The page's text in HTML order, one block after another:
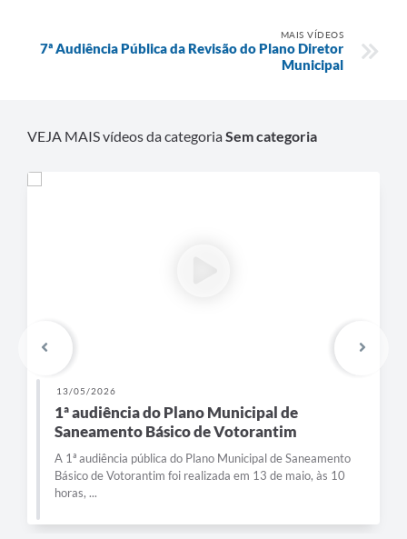
Notícias
MAIS VÍDEOS
7ª Audiência Pública da Revisão do Plano Diretor
Municipal
VEJA MAIS vídeos da categoriaSem categoria
13/05/2026
1ª audiência do Plano Municipal de
Saneamento Básico de Votorantim
A 1ª audiência pública do Plano Municipal de Saneamento
Básico de Votorantim foi realizada em 13 de maio, às 10
horas, ...